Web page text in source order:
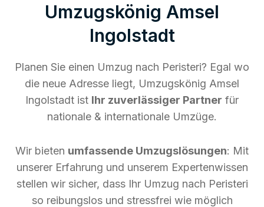
Umzugskönig Amsel
Ingolstadt
Planen Sie einen Umzug nach Peristeri? Egal wo
die neue Adresse liegt, Umzugskönig Amsel
Ingolstadt ist Ihr zuverlässiger Partner für
nationale & internationale Umzüge.
Wir bieten umfassende Umzugslösungen: Mit
unserer Erfahrung und unserem Expertenwissen
stellen wir sicher, dass Ihr Umzug nach Peristeri
so reibungslos und stressfrei wie möglich